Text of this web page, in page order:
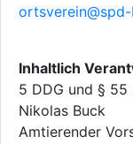
Inhaltlich
5 DDG und § 55
Nikolas Buck
Amtierender